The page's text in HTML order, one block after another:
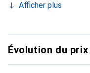
Afficher plus
Évolution du prix